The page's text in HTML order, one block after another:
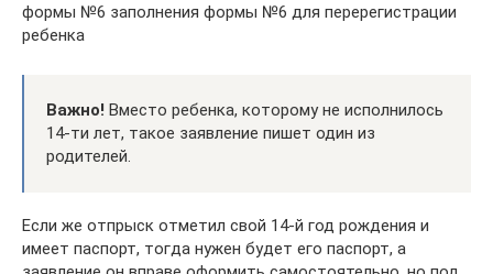
формы №6 заполнения формы №6 для перерегистрации
ребенка
Важно! Вместо ребенка, которому не исполнилось
14-ти лет, такое заявление пишет один из
родителей.
Если же отпрыск отметил свой 14-й год рождения и
имеет паспорт, тогда нужен будет его паспорт, а